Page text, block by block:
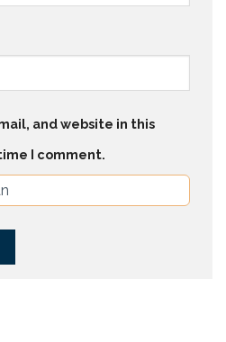
and website in this
I comment.